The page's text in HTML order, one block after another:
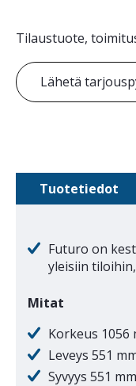
Tilaustuote,
Lähetä
Tuotetiedot
Futuro on
yleisiin
Mitat
Korkeus 1056
Leveys 551
Syvyys 551 mm